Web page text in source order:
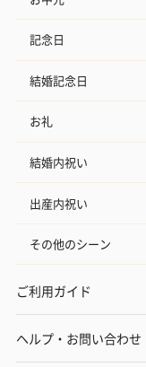
記念日
結婚記念日
お礼
結婚内祝い
出産内祝い
その他のシーン
ご利用ガイド
ヘルプ・お問い合わせ